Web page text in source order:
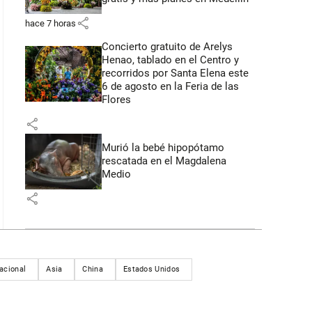
hace 7 horas share
Concierto gratuito de Arelys
Henao, tablado en el Centro y
recorridos por Santa Elena este
6 de agosto en la Feria de las
Flores
share
Murió la bebé hipopótamo
rescatada en el Magdalena
Medio
share
Asia China Estados Unidos